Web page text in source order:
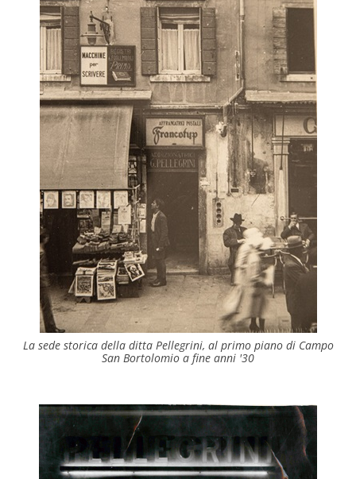
La sede storica della ditta Pellegrini, al primo piano di Campo
San Bortolomio a fine anni '30